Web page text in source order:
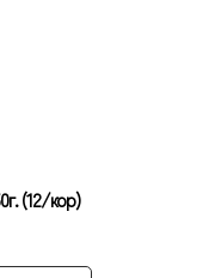
(12/кор)